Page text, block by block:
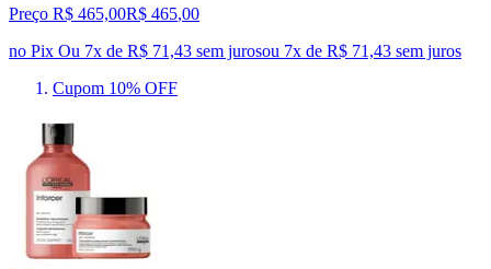
Preço R$ 465,00R$ 465,00
no Pix Ou 7x de R$ 71,43 sem jurosou 7x de R$ 71,43 sem juros
Cupom 10% OFF